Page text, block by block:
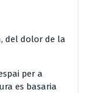
del dolor de la
per a
es basaria